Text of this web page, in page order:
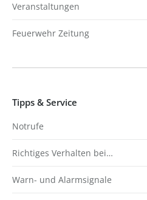
Veranstaltungen
Feuerwehr Zeitung
Tipps & Service
Notrufe
Richtiges Verhalten bei…
Warn- und Alarmsignale